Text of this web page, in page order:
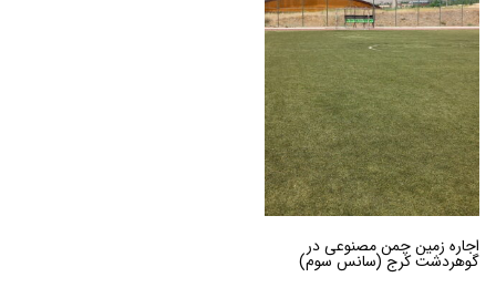
اجاره زمین چمن مصنوعی در
گوهردشت کرج (سانس سوم)